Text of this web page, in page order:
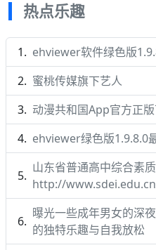
热点乐趣
ehviewer软件绿色版
蜜桃传媒旗下艺人
动漫共和国App官方正
ehviewer绿色版1.9.8.0
山东省普通高中综合素质
http://
曝光一些成年男女的深
的独特乐趣与自我放松